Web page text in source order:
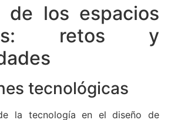
de los espacios
retos y
tecnológicas
la tecnología en el diseño de